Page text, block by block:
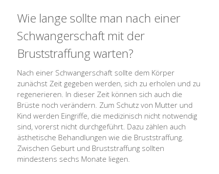
Wie lange sollte man nach einer
Schwangerschaft mit der
Bruststraffung warten?
Nach einer Schwangerschaft sollte dem Körper
zunächst Zeit gegeben werden, sich zu erholen und zu
regenerieren. In dieser Zeit können sich auch die
Brüste noch verändern. Zum Schutz von Mutter und
Kind werden Eingriffe, die medizinisch nicht notwendig
sind, vorerst nicht durchgeführt. Dazu zählen auch
ästhetische Behandlungen wie die Bruststraffung.
Zwischen Geburt und Bruststraffung sollten
mindestens sechs Monate liegen.